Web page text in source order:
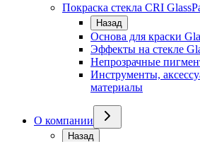
Покраска стекла CRI
Назад
Основа для краски
Эффекты на стекле
Непрозрачные
Инструменты,
материалы
О компании
Назад